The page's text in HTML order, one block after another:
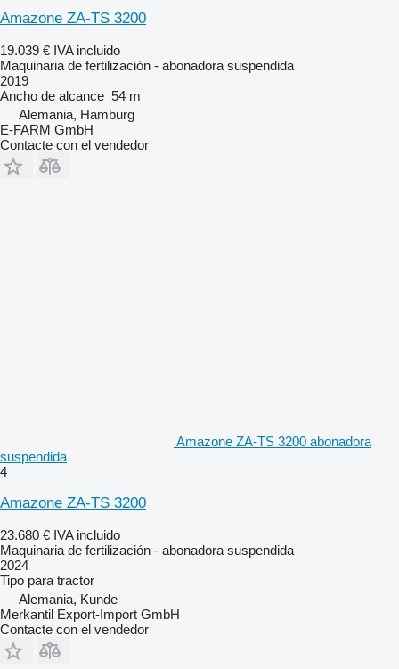
Amazone ZA-TS 3200
19.039 € IVA incluido
Maquinaria de fertilización - abonadora suspendida
2019
Ancho de alcance 54 m
Alemania, Hamburg
E-FARM GmbH
Contacte con el vendedor
Amazone ZA-TS 3200 abonadora
suspendida
4
Amazone ZA-TS 3200
23.680 € IVA incluido
Maquinaria de fertilización - abonadora suspendida
2024
Tipo para tractor
Alemania, Kunde
Merkantil Export-Import GmbH
Contacte con el vendedor